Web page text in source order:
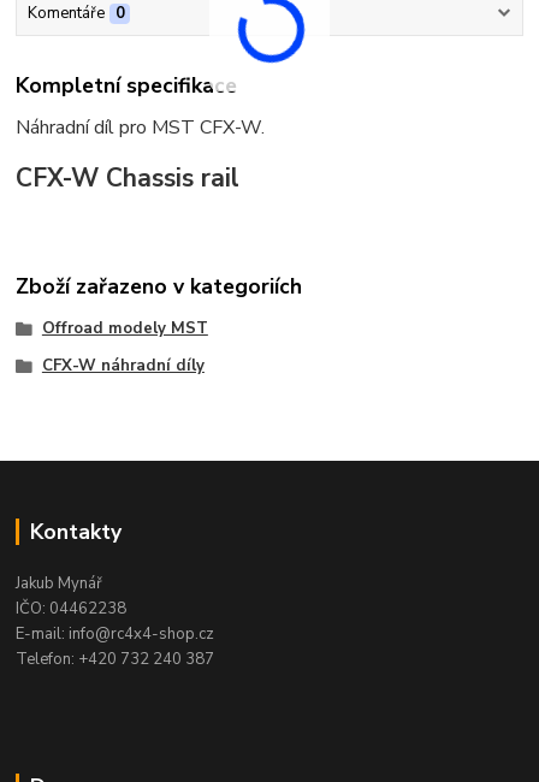
Komentáře 0
Kompletní specifikace
Náhradní díl pro MST CFX-W.
CFX-W Chassis rail
Zboží zařazeno v kategoriích
Offroad modely MST
CFX-W náhradní díly
Kontakty
Jakub Mynář
IČO: 04462238
E-mail: info@rc4x4-shop.cz
Telefon: +420 732 240 387